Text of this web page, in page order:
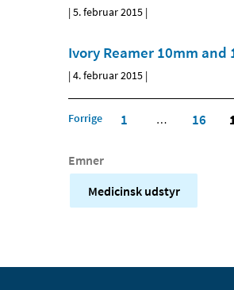
|5. februar 2015 |
Ivory Reamer 10mm and
|4. februar 2015 |
Forrige 1 … 16
Emner
Medicinsk udstyr